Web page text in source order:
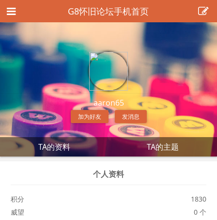
G8怀旧论坛手机首页
aaron65
加为好友 发消息
TA的资料 TA的主题
个人资料
积分
1830
威望
0 个